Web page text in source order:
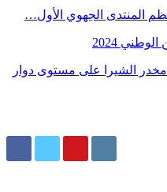
المنتدى الجهوي الأول…
2024
الشيرا على مستوى دوار